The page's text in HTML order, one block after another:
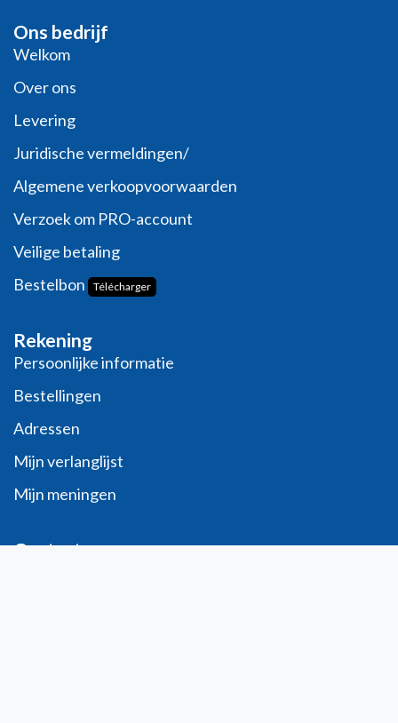
Ons bedrijf
Welkom
Over ons
Levering
Juridische vermeldingen/
Algemene verkoopvoorwaarden
Verzoek om PRO-account
Veilige betaling
Bestelbon
Télécharger
Rekening
Persoonlijke informatie
Bestellingen
Adressen
Mijn verlanglijst
Mijn meningen
Contact